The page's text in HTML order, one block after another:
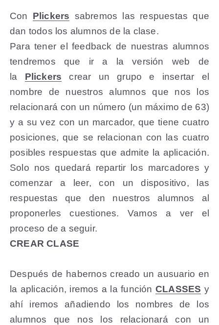
Con Plickers sabremos las respuestas que
dan todos los alumnos de la clase.
Para tener el feedback de nuestras alumnos
tendremos que ir a la versión web de
la Plickers
crear un grupo e insertar el
nombre de nuestros alumnos que nos los
relacionará con un número (un máximo de 63)
y a su vez con un marcador, que tiene cuatro
posiciones, que se relacionan con las cuatro
posibles respuestas que admite la aplicación.
Solo nos quedará repartir los marcadores y
comenzar a leer, con un dispositivo, las
respuestas que den nuestros alumnos al
proponerles cuestiones. Vamos a ver el
proceso de a seguir.
CREAR CLASE
Después de habernos creado un ausuario en
la aplicación, iremos a la funciónCLASSES y
ahí iremos añadiendo los nombres de los
alumnos que nos los relacionará con un